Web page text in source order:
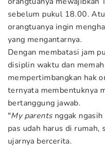
sebelum pukul 18.00.
orangtuanya ingin
yang mengantarnya.
Dengan membatasi jam
disiplin waktu dan
mempertimbangkan hak
ternyata membentuknya
bertanggung jawab.
"My parents nggak
pas udah harus di
ujarnya bercerita.